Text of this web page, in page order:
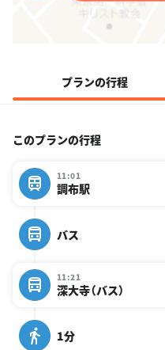
プランの行程
このプランの行程
11:01
調布駅
バス
11:21
深大寺（バス）
1分